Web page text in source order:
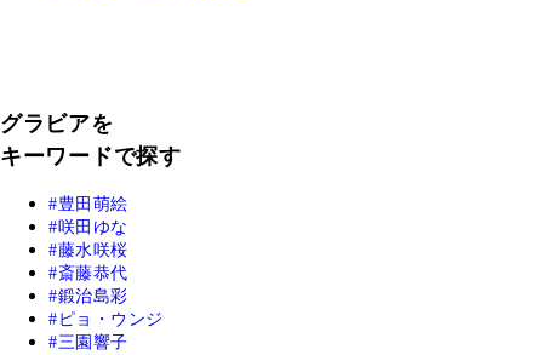
グラビアを
キーワードで探す
豊田萌絵
咲田ゆな
藤水咲桜
斎藤恭代
鍛治島彩
ピョ・ウンジ
三園響子